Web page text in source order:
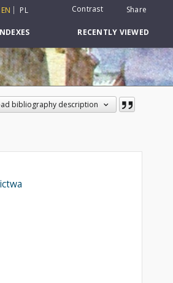
EN PL Contrast Share
RECENTLY VIEWED
bibliography description